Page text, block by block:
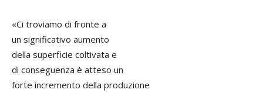
«Ci troviamo di fronte a
un significativo aumento
della superficie coltivata e
di conseguenza è atteso un
forte incremento della produzione